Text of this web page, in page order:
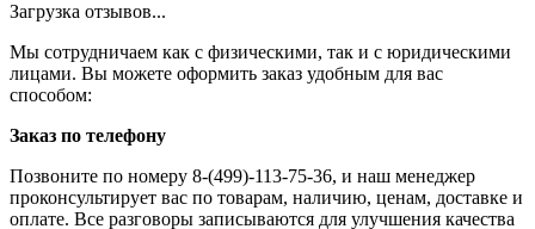
Загрузка отзывов...
Мы сотрудничаем как с физическими, так и с юридическими
лицами. Вы можете оформить заказ удобным для вас
способом:
Заказ по телефону
Позвоните по номеру 8-(499)-113-75-36, и наш менеджер
проконсультирует вас по товарам, наличию, ценам, доставке и
оплате. Все разговоры записываются для улучшения качества